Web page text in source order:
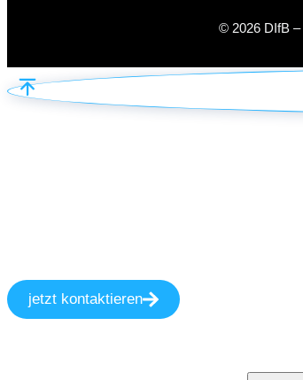
© 2026 DIfB
jetzt kontaktieren